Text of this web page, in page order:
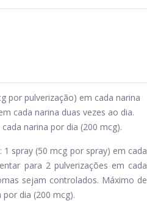
por pulverização) em cada narina
cada narina duas vezes ao dia.
narina por dia (200 mcg).
1 spray (50 mcg por spray) em cada
para 2 pulverizações em cada
sejam controlados. Máximo de
dia (200 mcg).